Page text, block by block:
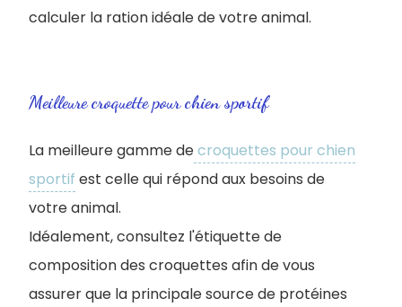
calculer la ration idéale de votre animal.
Meilleure croquette pour chien sportif
La meilleure gamme decroquettes pour chien
sportif est celle qui répond aux besoins de
votre animal.
Idéalement, consultez l'étiquette de
composition des croquettes afin de vous
assurer que la principale source de protéines